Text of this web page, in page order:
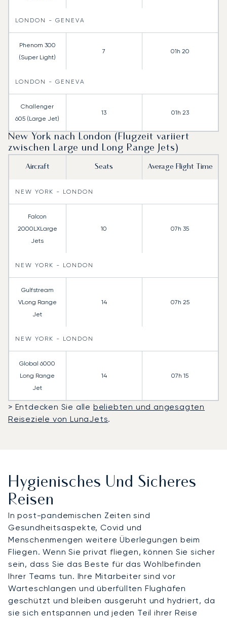
LONDON - GENEVA
Phenom 300
(Super Light)
7 01h 20
LONDON - GENEVA
Challenger
605 (Large Jet)
13 01h 23
New York nach London (Flugzeit variiert
zwischen Large und Long Range Jets)
Aircraft Seats Average Flight Time
NEW YORK - LONDON
Falcon
2000LXLarge
Jets
10 07h 35
NEW YORK - LONDON
Gulfstream
VLong Range
Jet
14 07h 25
NEW YORK - LONDON
Global 6000
Long Range
Jet
14 07h 15
> Entdecken Sie alle beliebten und angesagten
Reiseziele von LunaJets.
Hygienisches Und Sicheres
Reisen
In post-pandemischen Zeiten sind
Gesundheitsaspekte, Covid und
Menschenmengen weitere Überlegungen beim
Fliegen. Wenn Sie privat fliegen, können Sie sicher
sein, dass Sie das Beste für das Wohlbefinden
Ihrer Teams tun. Ihre Mitarbeiter sind vor
Warteschlangen und überfüllten Flughäfen
geschützt und bleiben ausgeruht und hydriert, da
sie sich entspannen und jeden Teil ihrer Reise